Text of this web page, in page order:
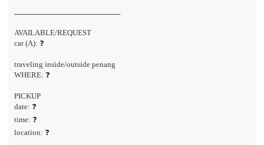
────────────────────
AVAILABLE/REQUEST
car (A): ❓
traveling inside/outside penang
WHERE: ❓
PICKUP
date: ❓
time: ❓
location: ❓